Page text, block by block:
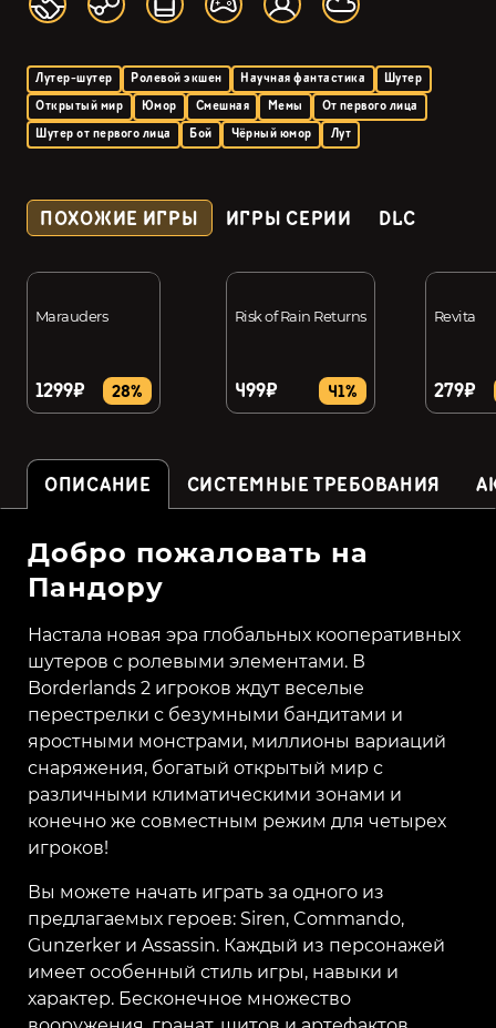
Лутер-шутер Ролевой экшен Научная фантастика
Шутер
Открытый мир
Юмор Смешная Мемы
От первого лица
Шутер от первого лица
Бой Чёрный юмор Лут
ПОХОЖИЕ ИГРЫ ИГРЫ СЕРИИ DLC
Marauders
1299₽ 28%
Risk of Rain Returns
499₽ 41%
Revita
279₽
ОПИСАНИЕ СИСТЕМНЫЕ ТРЕБОВАНИЯ
Добро пожаловать на
Пандору
Настала новая эра глобальных кооперативных
шутеров с ролевыми элементами. В
Borderlands 2 игроков ждут веселые
перестрелки с безумными бандитами и
яростными монстрами, миллионы вариаций
снаряжения, богатый открытый мир с
различными климатическими зонами и
конечно же совместным режим для четырех
игроков!
Вы можете начать играть за одного из
предлагаемых героев: Siren, Commando,
Gunzerker и Assassin. Каждый из персонажей
имеет особенный стиль игры, навыки и
характер. Бесконечное множество